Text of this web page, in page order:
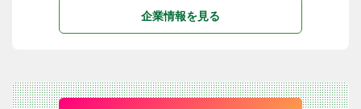
企業情報を見る